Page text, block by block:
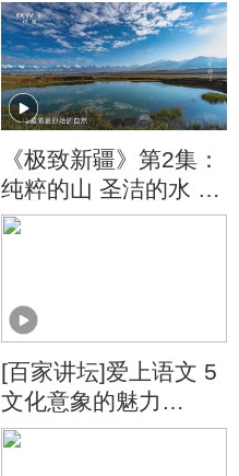
《极致新疆》第2集：
纯粹的山 圣洁的水 养
育了最质朴的人类
[百家讲坛]爱上语文 5
文化意象的魅力
“水”与四大民间传说